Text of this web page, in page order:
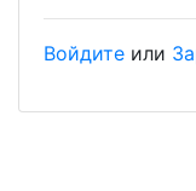
Войдите или